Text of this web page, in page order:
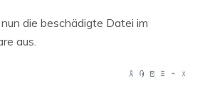
die beschädigte Datei im
aus.